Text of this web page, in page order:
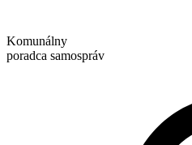
obsah
Komunálny
poradca samospráv